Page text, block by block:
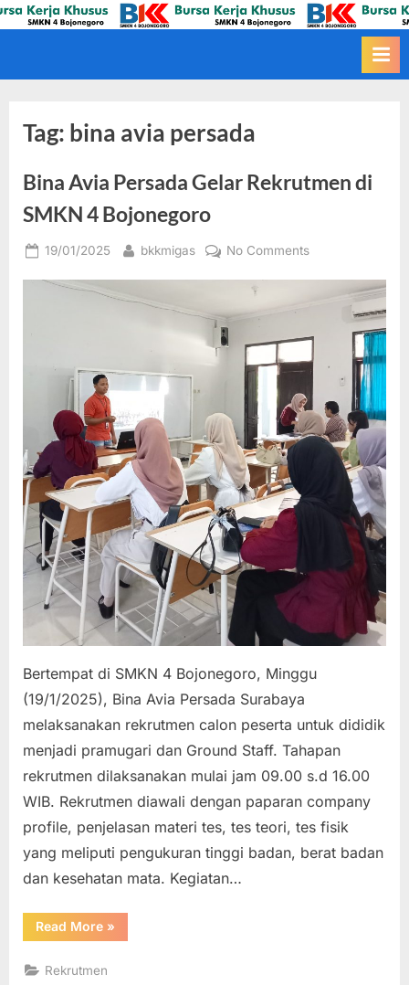
Skip
BKK MIGAS
BKK SMKN4 Bojonegoro
Tag: bina avia persada
Bina Avia Persada Gelar Rekrutmen di
SMKN 4 Bojonegoro
Posted
19/01/2025 By
bkkmigas No Commentson
Persada
Gelar
Rekrutmen
di
SMKN
4
Bojonegoro
Bertempat di SMKN 4 Bojonegoro, Minggu
(19/1/2025), Bina Avia Persada Surabaya
melaksanakan rekrutmen calon peserta untuk dididik
menjadi pramugari dan Ground Staff. Tahapan
rekrutmen dilaksanakan mulai jam 09.00 s.d 16.00
WIB. Rekrutmen diawali dengan paparan company
profile, penjelasan materi tes, tes teori, tes fisik
yang meliputi pengukuran tinggi badan, berat badan
dan kesehatan mata. Kegiatan…
Read More“Bina
Avia
Rekrutmen
»
Rekrutmen